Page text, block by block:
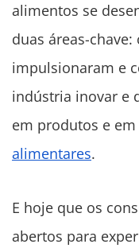
alimentos se
duas áreas-
impulsionaram e
indústria inovar e
em produtos e em
alimentares.
E hoje que os
abertos para